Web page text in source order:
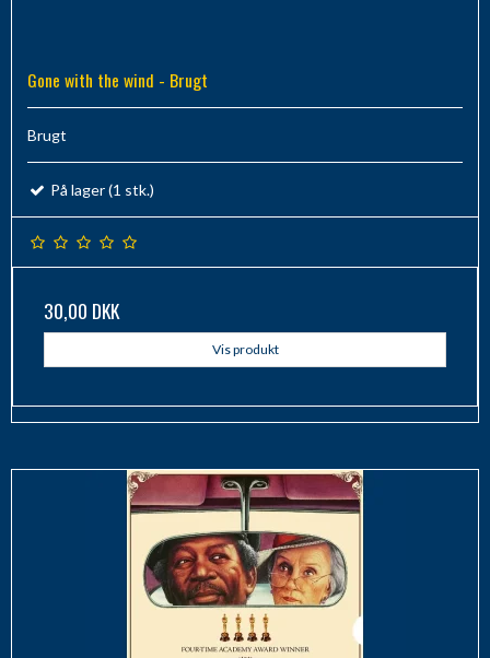
Gone with the wind - Brugt
Brugt
På lager (1 stk.)
30,00 DKK
Vis produkt